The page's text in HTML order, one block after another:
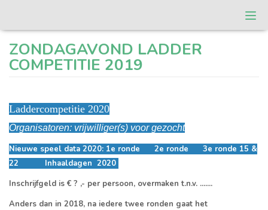
T.C. Roomburg
ZONDAGAVOND LADDER
COMPETITIE 2019
Laddercompetitie 2020
Organisatoren: vrijwilliger(s) voor gezocht
Nieuwe speel data 2020: 1e ronde 2e ronde 3e ronde 15 &
22 Inhaaldagen 2020
Inschrijfgeld is € ? ,- per persoon, overmaken t.n.v. .......
Anders dan in 2018, na iedere twee ronden gaat het